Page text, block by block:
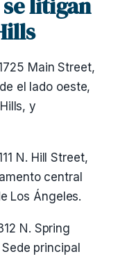
litigan
Main Street,
el lado oeste,
y
N. Hill Street,
central
Los Ángeles.
N. Spring
principal